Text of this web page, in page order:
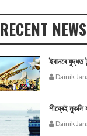
RECENT NEWS
ইৰানৰে যুদ্ধত
Dainik
শীঘ্ৰেই
Dainik